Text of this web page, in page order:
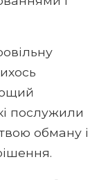
послужили
обману і